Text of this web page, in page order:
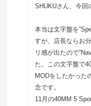
SHUKUさん、今回
本当は文字盤を
すが、店長ならお
リ感が出たので
た。この文字盤で
MODをしたかった
念です。
11月の40MM 5